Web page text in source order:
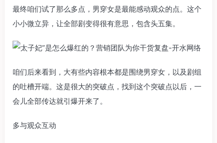
最终咱们试了那么多点，男穿女是最能感动观众的点。这个
小小微立异，让全部剧变得很有意思，包含头五集。
咱们后来看到，大有些内容根本都是围绕男穿女，以及剧组
的吐槽开端。这是很大的突破点，找到这个突破点以后，一
会儿全部传达就引爆开来了。
多与观众互动